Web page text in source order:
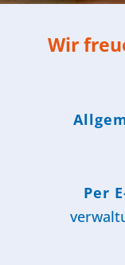
Wir
Per